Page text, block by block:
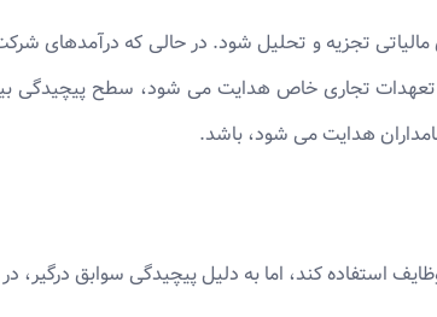
تجزیه و تحلیل شود. در حالی که درآمدهای
تعهدات تجاری خاص هدایت می شود، سطح پیچیدگی
هدایت می شود، باشد.
استفاده کند، اما به دلیل پیچیدگی سوابق درگیر،